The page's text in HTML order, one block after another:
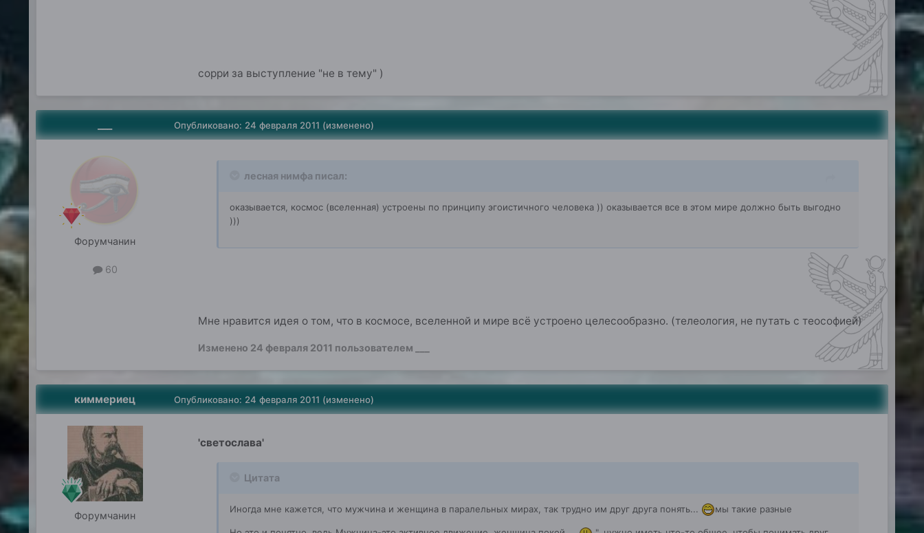
сорри за выступление "не в тему" )
Форумчанин
60
Опубликовано: 24 февраля 2011 (изменено)
лесная нимфа писал:
оказывается, космос (вселенная) устроены по принципу эгоистичного человека )) оказывается все в этом мире должно быть выгодно
)))
Мне нравится идея о том, что в космосе, вселенной и мире всё устроено целесообразно. (телеология, не путать с теософией)
Изменено 24 февраля 2011 пользователем ___
киммериец
Форумчанин
Опубликовано: 24 февраля 2011 (изменено)
'светослава'
Цитата
Иногда мне кажется, что мужчина и женщина в паралельных мирах, так трудно им друг друга понять... мы такие разные